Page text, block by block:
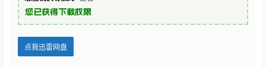
您已获得下载权限
点我迅雷网盘